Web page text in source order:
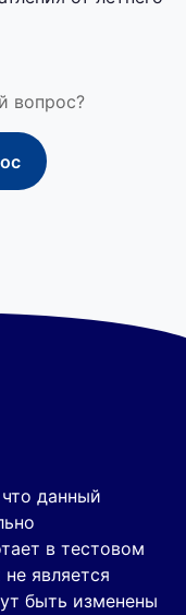
вопрос?
данный
в тестовом
является
быть изменены